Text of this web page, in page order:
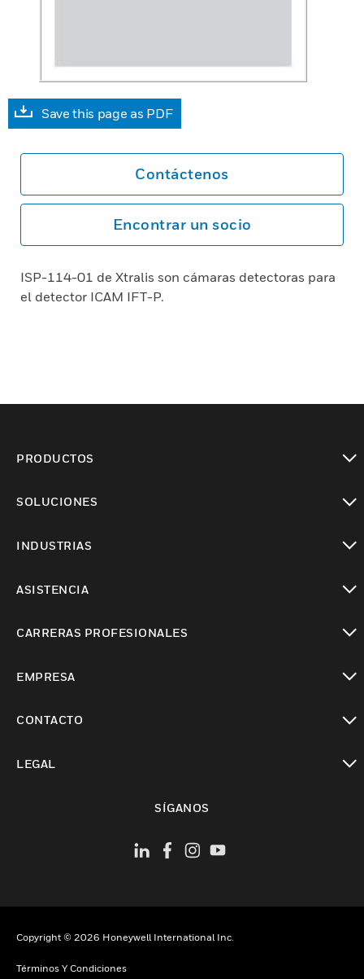
Save this page as PDF
Contáctenos
Encontrar un socio
ISP-114-01 de Xtralis son cámaras detectoras para
el detector ICAM IFT-P.
PRODUCTOS
SOLUCIONES
INDUSTRIAS
ASISTENCIA
CARRERAS PROFESIONALES
EMPRESA
CONTACTO
LEGAL
SÍGANOS
Copyright © 2026 Honeywell International Inc.
Términos Y Condiciones